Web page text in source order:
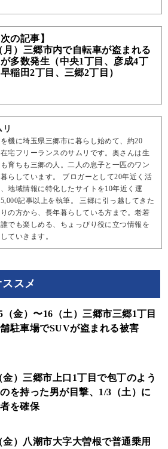
の記事】
月）三郷市内で自転車が盗まれる
多数発生（中央1丁目、彦成4丁
稲田2丁目、三郷2丁目）
リ
機に埼玉県三郷市に暮らし始めて、約20
宅フリーランスのサムリです。奥さんは生
も育ちも三郷の人。二人の息子と一匹のワン
らしています。 ブロガーとして20年近く活
地域情報に特化したサイトを10年近く運
記事以上を執筆。 三郷に引っ越してきた
の方から、長年暮らしている方まで。老若
でも楽しめる、ちょっぴり役に立つ情報を
ていきます。
スメ
（金）〜16（土）三郷市三郷1丁目
駐車場でSUVが盗まれる被害
金）三郷市上口1丁目で包丁のよう
を持った男が目撃、1/3（土）に
を確保
金）八潮市大字大曽根で普通乗用